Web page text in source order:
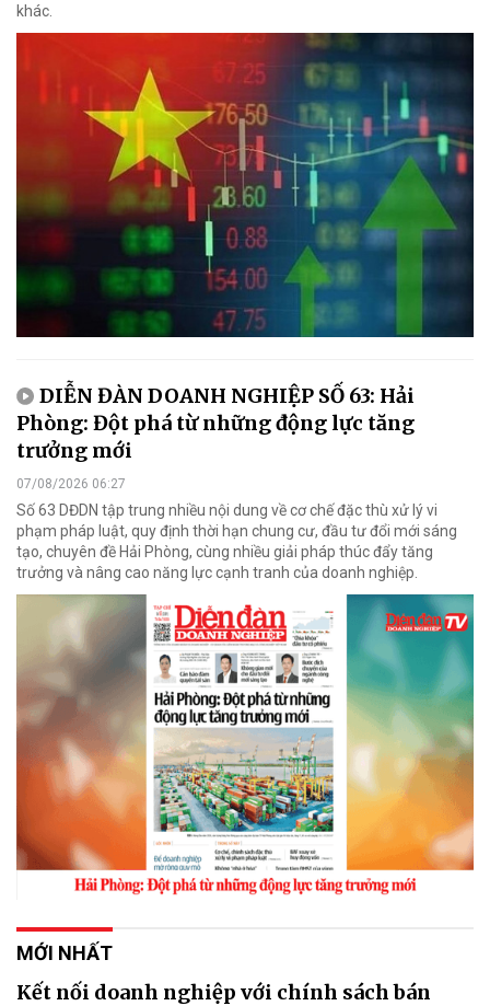
khác.
DIỄN ĐÀN DOANH NGHIỆP SỐ 63: Hải
Phòng: Đột phá từ những động lực tăng
trưởng mới
07/08/2026 06:27
Số 63 DĐDN tập trung nhiều nội dung về cơ chế đặc thù xử lý vi
phạm pháp luật, quy định thời hạn chung cư, đầu tư đổi mới sáng
tạo, chuyên đề Hải Phòng, cùng nhiều giải pháp thúc đẩy tăng
trưởng và nâng cao năng lực cạnh tranh của doanh nghiệp.
MỚI NHẤT
Kết nối doanh nghiệp với chính sách bán